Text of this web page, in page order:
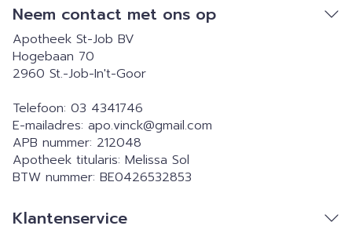
Neem contact met ons op
Apotheek St-Job BV
Hogebaan 70
2960 St.-Job-In't-Goor
Telefoon: 03 4341746
E-mailadres: apo.vinck@gmail.com
APB nummer: 212048
Apotheek titularis: Melissa Sol
BTW nummer: BE0426532853
Klantenservice